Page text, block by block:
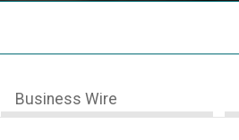
Business Wire